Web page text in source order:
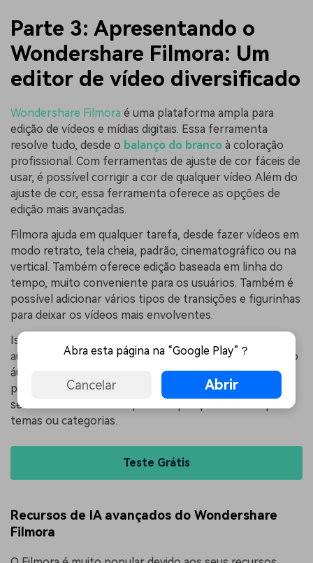
Parte 3: Apresentando o
Wondershare Filmora: Um
editor de vídeo diversificado
Wondershare Filmora é uma plataforma ampla para
edição de vídeos e mídias digitais. Essa ferramenta
resolve tudo, desde o balanço do branco à coloração
profissional. Com ferramentas de ajuste de cor fáceis de
usar, é possível corrigir a cor de qualquer vídeo. Além do
ajuste de cor, essa ferramenta oferece as opções de
edição mais avançadas.
Filmora ajuda em qualquer tarefa, desde fazer vídeos em
modo retrato, tela cheia, padrão, cinematográfico ou na
vertical. Também oferece edição baseada em linha do
tempo, muito conveniente para os usuários. Também é
possível adicionar vários tipos de transições e figurinhas
para deixar os vídeos mais envolventes.
Isso também pode ser usado para ajustar o áudio
automaticamente. Também auxilia no gerenciamento do
áudio. Caso ainda não tenha um áudio especial, você
pode usar o Filmora inclusive para adicionar áudio nos
seus vídeos. Também é possível pesquisar áudios por
temas ou categorias.
Teste Grátis
Recursos de IA avançados do Wondershare
Filmora
Abra esta página na “Google Play”？
Cancelar Abrir